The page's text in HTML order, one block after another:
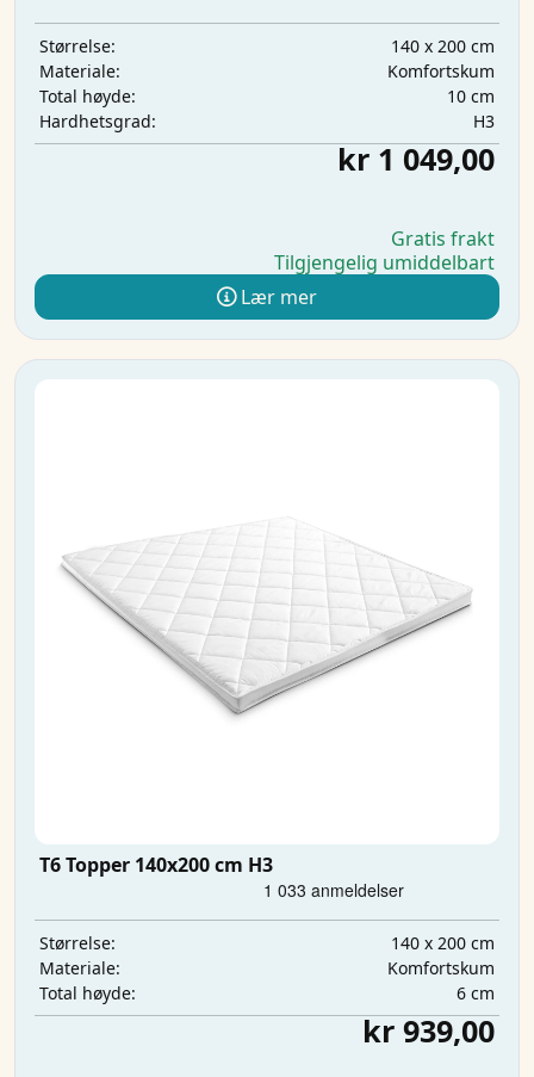
Størrelse:
140 x 200 cm
Materiale:
Komfortskum
Total høyde:
10 cm
Hardhetsgrad:
H3
kr 1 049,00
Gratis frakt
Tilgjengelig umiddelbart
Lær mer
T6 Topper 140x200 cm H3
Størrelse:
140 x 200 cm
Materiale:
Komfortskum
Total høyde:
6 cm
kr 939,00